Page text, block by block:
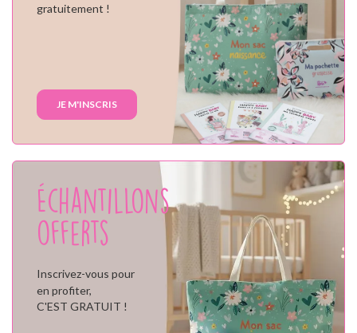
gratuitement !
JE M'INSCRIS
Échantillons
offerts
Inscrivez-vous pour
en profiter,
C'EST GRATUIT !